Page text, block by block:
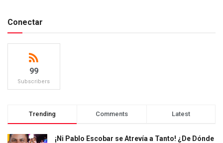
Conectar
99
Subscribers
Trending Comments Latest
¡Ni Pablo Escobar se Atrevía a Tanto! ¿De Dónde